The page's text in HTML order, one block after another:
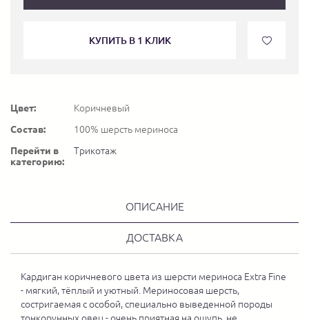
КУПИТЬ В 1 КЛИК
Цвет:
Коричневый
Состав:
100% шерсть мериноса
Перейти в
категорию:
Трикотаж
ОПИСАНИЕ
ДОСТАВКА
Кардиган коричневого цвета из шерсти мериноса Extra Fine
- мягкий, тёплый и уютный. Мериносовая шерсть,
состригаемая с особой, специально выведенной породы